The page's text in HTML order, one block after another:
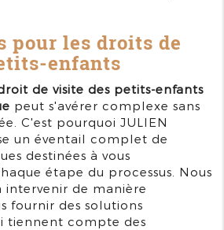
pour les droits de
enfants
de visite des petits-enfants
peut s'avérer complexe sans
C'est pourquoi JULIEN
un éventail complet de
destinées à vous
étape du processus. Nous
intervenir de manière
fournir des solutions
tiennent compte des